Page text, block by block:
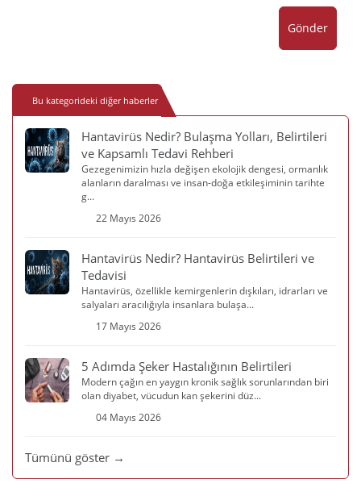
Gönder
Bu kategorideki diğer haberler
Hantavirüs Nedir? Bulaşma Yolları, Belirtileri
ve Kapsamlı Tedavi Rehberi
Gezegenimizin hızla değişen ekolojik dengesi, ormanlık
alanların daralması ve insan-doğa etkileşiminin tarihte
g...
22 Mayıs 2026
Hantavirüs Nedir? Hantavirüs Belirtileri ve
Tedavisi
Hantavirüs, özellikle kemirgenlerin dışkıları, idrarları ve
salyaları aracılığıyla insanlara bulaşa...
17 Mayıs 2026
5 Adımda Şeker Hastalığının Belirtileri
Modern çağın en yaygın kronik sağlık sorunlarından biri
olan diyabet, vücudun kan şekerini düz...
04 Mayıs 2026
Tümünü göster →